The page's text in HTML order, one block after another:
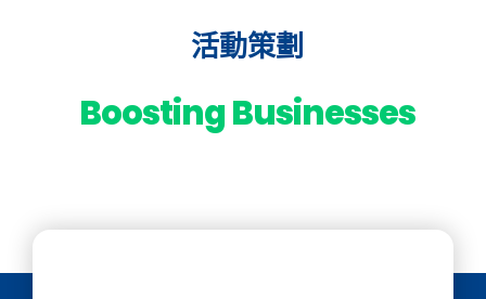
活動策劃
Boosting Businesses